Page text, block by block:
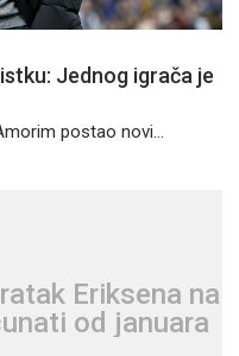
Jednog igrača je
postao novi...
Eriksena na
od januara